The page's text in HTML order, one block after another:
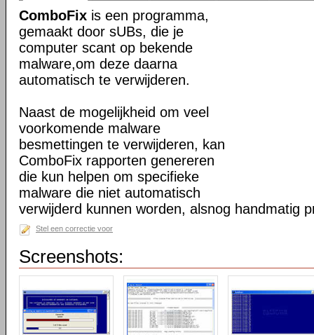
ComboFix is een programma,
gemaakt door sUBs, die je
computer scant op bekende
malware,om deze daarna
automatisch te verwijderen.
Naast de mogelijkheid om veel
voorkomende malware
besmettingen te verwijderen, kan
ComboFix rapporten genereren
die kun helpen om specifieke
malware die niet automatisch
verwijderd kunnen worden, alsnog handmatig
Stel een correctie voor
Screenshots: